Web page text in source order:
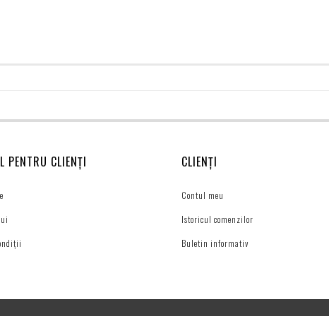
PENTRU CLIENȚI CLIENȚI
Contul meu
Istoricul comenzilor
Buletin informativ